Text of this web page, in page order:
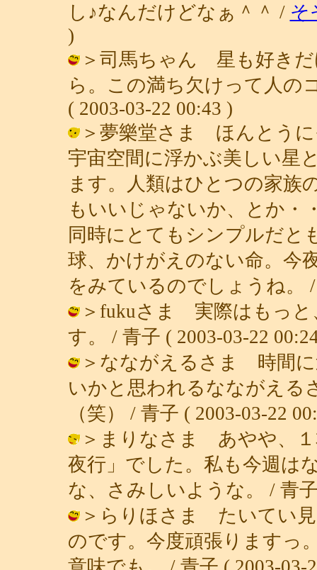
し♪なんだけどなぁ＾＾ / そ
)
＞司馬ちゃん 星も好きだ
ら。この満ち欠けって人の
( 2003-03-22 00:43 )
＞夢樂堂さま ほんとうに
宇宙空間に浮かぶ美しい星
ます。人類はひとつの家族
もいいじゃないか、とか・
同時にとてもシンプルだと
球、かけがえのない命。今
をみているのでしょうね。 /
＞fukuさま 実際はもっと
す。 / 青子 ( 2003-03-22
＞なながえるさま 時間に
いかと思われるなながえる
（笑） / 青子 ( 2003-03-22
＞まりなさま あやや、１
夜行」でした。私も今週は
な、さみしいような。 / 青
＞らりほさま たいてい見
のです。今度頑張りますっ